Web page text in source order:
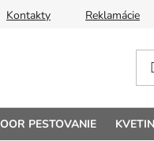
Kontakty Reklamácie
PESTOVANIE